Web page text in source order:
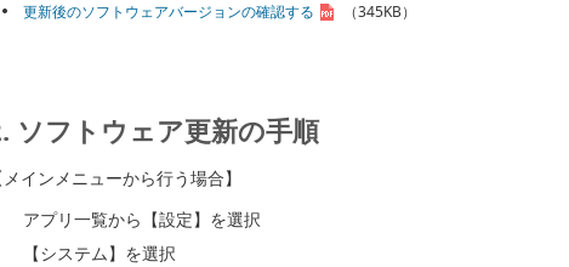
更新後のソフトウェアバージョンの確認する （345KB）
ソフトウェア更新の手順
インメニューから行う場合】
アプリ一覧から【設定】を選択
【システム】を選択